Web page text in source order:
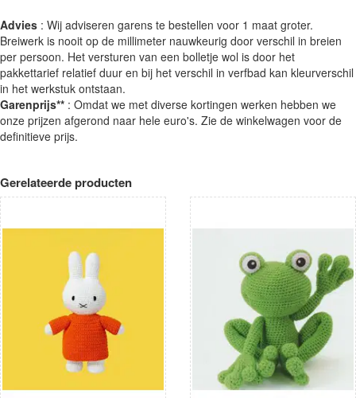
Advies : Wij adviseren garens te bestellen voor 1 maat groter.
Breiwerk is nooit op de millimeter nauwkeurig door verschil in breien
per persoon. Het versturen van een bolletje wol is door het
pakkettarief relatief duur en bij het verschil in verfbad kan kleurverschil
in het werkstuk ontstaan.
Garenprijs** : Omdat we met diverse kortingen werken hebben we
onze prijzen afgerond naar hele euro's. Zie de winkelwagen voor de
definitieve prijs.
Gerelateerde producten